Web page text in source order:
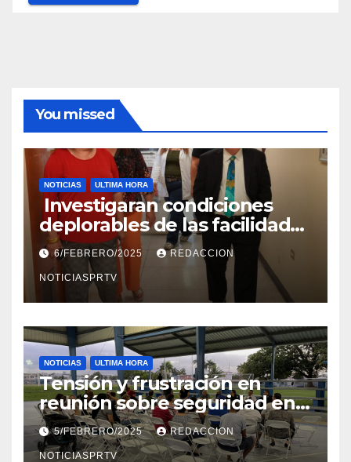
You missed
NOTICIAS ULTIMA HORA
Investigaran condiciones
deplorables de las facilidades
el Departamento de la Salud
en Mayagüez
6/FEBRERO/2025 REDACCION
NOTICIASPRTV
NOTICIAS ULTIMA HORA
Tensión y frustración en
reunión sobre seguridad en
Reparto Metropolitano
5/FEBRERO/2025 REDACCION
NOTICIASPRTV